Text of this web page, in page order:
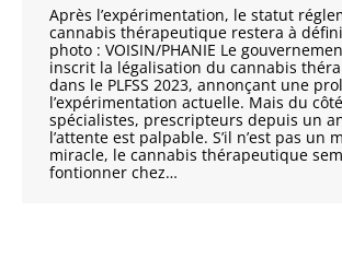
Après l’expérimentation, le statut
cannabis thérapeutique restera à
photo : VOISIN/PHANIE Le
inscrit la légalisation du cannabis
dans le PLFSS 2023, annonçant une
l’expérimentation actuelle. Mais du
spécialistes, prescripteurs depuis un
l’attente est palpable. S’il n’est pas un
miracle, le cannabis thérapeutique
fontionner chez…